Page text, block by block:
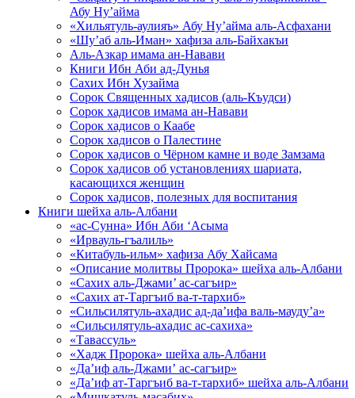
Абу Ну’айма
«Хильятуль-аулияъ» Абу Ну’айма аль-Асфахани
«Шу’аб аль-Иман» хафиза аль-Байхакъи
Аль-Азкар имама ан-Навави
Книги Ибн Аби ад-Дунья
Сахих Ибн Хузайма
Сорок Священных хадисов (аль-Къудси)
Сорок хадисов имама ан-Навави
Сорок хадисов о Каабе
Сорок хадисов о Палестине
Сорок хадисов о Чёрном камне и воде Замзама
Сорок хадисов об установлениях шариата,
касающихся женщин
Сорок хадисов, полезных для воспитания
Книги шейха аль-Албани
«ас-Сунна» Ибн Аби ‘Асыма
«Ирвауль-гъалиль»
«Китабуль-ильм» хафиза Абу Хайсама
«Описание молитвы Пророка» шейха аль-Албани
«Сахих аль-Джами’ ас-сагъир»
«Сахих ат-Таргъиб ва-т-тархиб»
«Сильсилятуль-ахадис ад-да’ифа валь-мауду’а»
«Сильсилятуль-ахадис ас-сахиха»
«Тавассуль»
«Хадж Пророка» шейха аль-Албани
«Да’иф аль-Джами’ ас-сагъир»
«Да’иф ат-Таргъиб ва-т-тархиб» шейха аль-Албани